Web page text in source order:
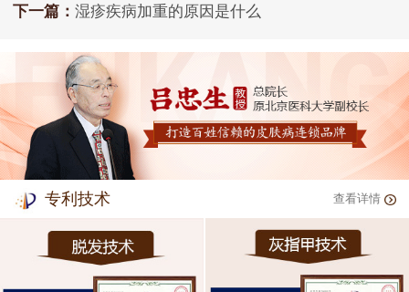
下一篇： 湿疹疾病加重的原因是什么
专利技术 查看详情